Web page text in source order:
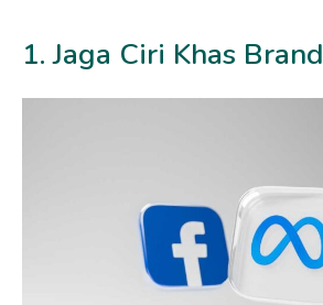
1. Jaga Ciri Khas Brand